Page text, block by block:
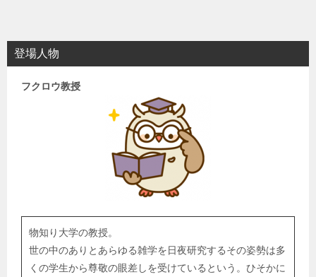
登場人物
フクロウ教授
物知り大学の教授。
世の中のありとあらゆる雑学を日夜研究するその姿勢は多
くの学生から尊敬の眼差しを受けているという。ひそかに